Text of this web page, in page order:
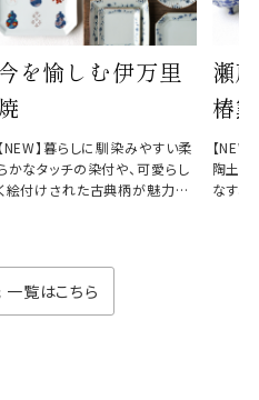
を愉しむ伊万里
【NEW】暮らしに馴染みやすい柔
かなタッチの染付や、可愛らし
絵付けされた古典柄が魅力の
瀬
椿窯
【
陶土と
なす、
覧はこちら